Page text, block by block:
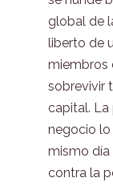
global de
liberto de
miembros
sobrevivir
capital. La
negocio lo
mismo día
contra la